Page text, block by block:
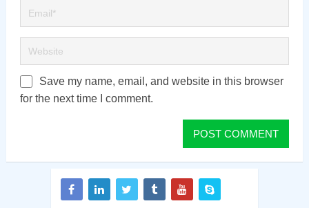
Save my name, email, and website in this browser
for the next time I comment.